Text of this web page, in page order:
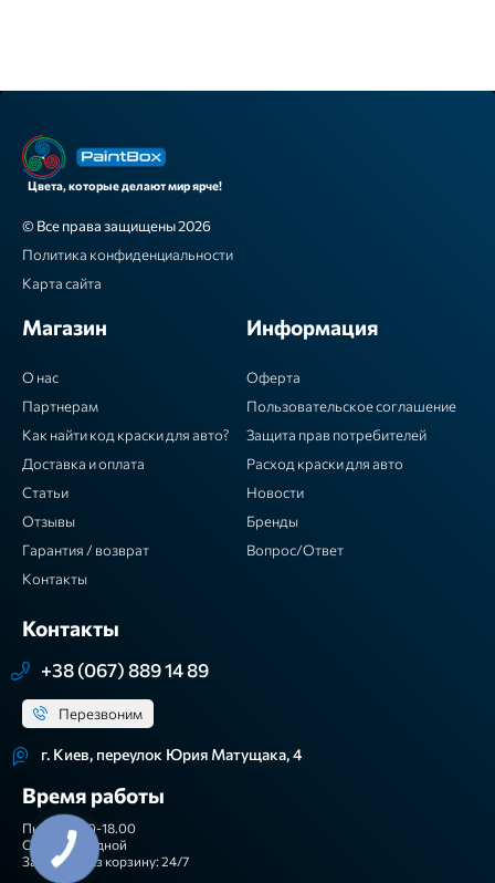
Цвета, которые делают мир ярче!
© Все права защищены 2026
Политика конфиденциальности
Карта сайта
Магазин
О нас
Партнерам
Как найти код краски для авто?
Доставка и оплата
Статьи
Отзывы
Гарантия / возврат
Контакты
Информация
Оферта
Пользовательское соглашение
Защита прав потребителей
Расход краски для авто
Новости
Бренды
Вопрос/Ответ
Контакты
+38 (067) 889 14 89
Перезвоним
г. Киев, переулок Юрия Матущака, 4
Время работы
Пн-Пт: 9.00-18.00
Сб-Вс: выходной
Заказы через корзину: 24/7
КНОПКА
ЗВ'ЯЗКУ